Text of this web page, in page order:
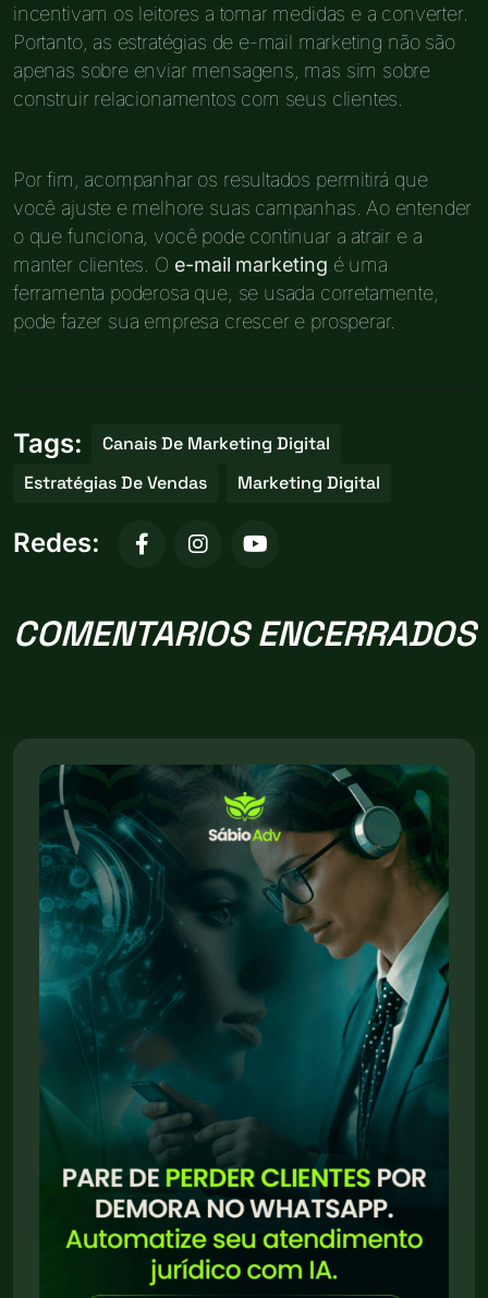
incentivam os leitores a tomar medidas e a converter.
Portanto, as estratégias de e-mail marketing não são
apenas sobre enviar mensagens, mas sim sobre
construir relacionamentos com seus clientes.
Por fim, acompanhar os resultados permitirá que
você ajuste e melhore suas campanhas. Ao entender
o que funciona, você pode continuar a atrair e a
manter clientes. O e-mail marketing é uma
ferramenta poderosa que, se usada corretamente,
pode fazer sua empresa crescer e prosperar.
Tags:
Canais De Marketing Digital
Estratégias De Vendas
Marketing Digital
Redes:
COMENTARIOS ENCERRADOS